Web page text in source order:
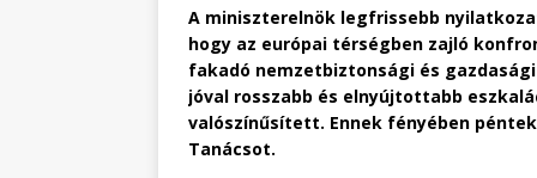
A miniszterelnök legfrissebb
hogy az európai térségben zajló
fakadó nemzetbiztonsági és
jóval rosszabb és elnyújtottabb
valószínűsített. Ennek fényében
Tanácsot.